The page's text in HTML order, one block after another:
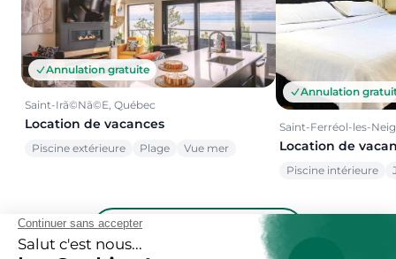
Annulation gratuite
Saint-Irã©Nã©E, Québec
Location de vacances
Piscine extérieure Plage Vue mer
Annulation
Saint-Ferréol-les-
Location de
Piscine intérieure
Voir toutes nos offres →